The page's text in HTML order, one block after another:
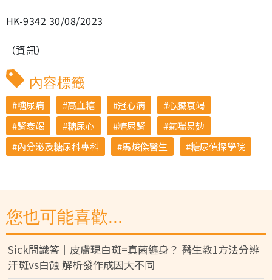
HK-9342 30/08/2023
（資訊）
內容標籤
糖尿病 高血糖 冠心病
心臟衰竭
腎衰竭
糖尿心 糖尿腎
氣喘易攰
內分泌及糖尿科專科
馬焌傑醫生 糖尿偵探學院
您也可能喜歡...
Sick問識答｜皮膚現白斑=真菌纏身？ 醫生教1方法分辨
汗斑vs白蝕 解析發作成因大不同